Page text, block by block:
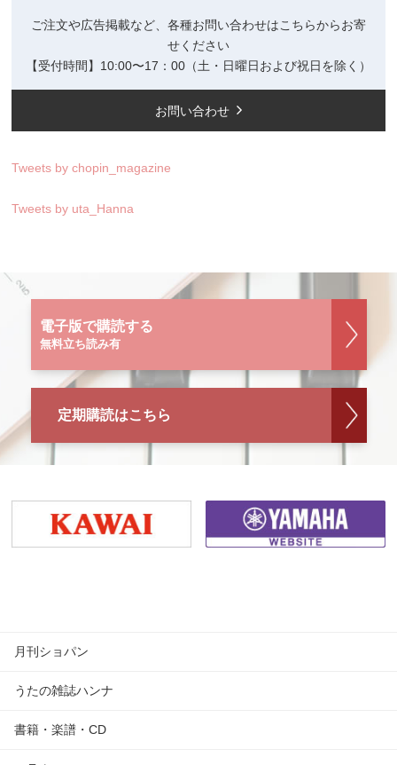
ご注文や広告掲載など、各種お問い合わせはこちらからお寄
せください
【受付時間】10:00〜17：00（土・日曜日および祝日を除く）
お問い合わせ
Tweets by chopin_magazine
Tweets by uta_Hanna
電子版で購読する
無料立ち読み有
定期購読はこちら
月刊ショパン
うたの雑誌ハンナ
書籍・楽譜・CD